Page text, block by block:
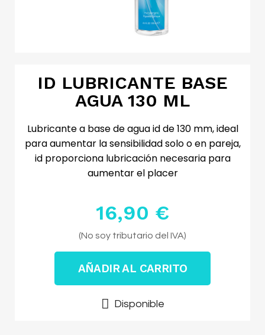
ID LUBRICANTE BASE
AGUA 130 ML
Lubricante a base de agua id de 130 mm, ideal
para aumentar la sensibilidad solo o en pareja,
id proporciona lubricación necesaria para
aumentar el placer
16,90 €
Impuestos excluidos
(No soy tributario del IVA)
AÑADIR AL CARRITO
Disponible